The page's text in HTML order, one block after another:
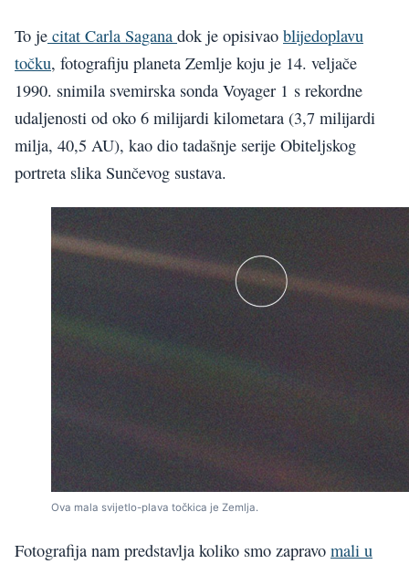
To je citat Carla Sagana dok je opisivao blijedoplavu
točku, fotografiju planeta Zemlje koju je 14. veljače
1990. snimila svemirska sonda Voyager 1 s rekordne
udaljenosti od oko 6 milijardi kilometara (3,7 milijardi
milja, 40,5 AU), kao dio tadašnje serije Obiteljskog
portreta slika Sunčevog sustava.
Ova mala svijetlo-plava točkica je Zemlja.
Fotografija nam predstavlja koliko smo zapravo mali u